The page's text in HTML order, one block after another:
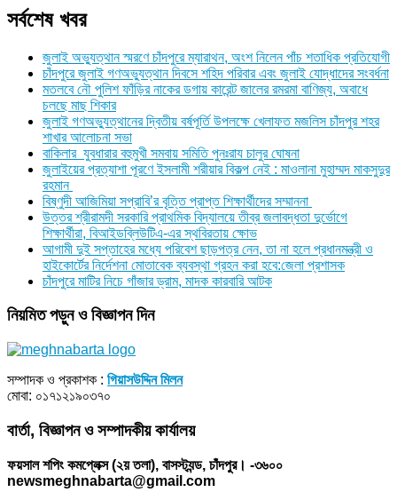
সর্বশেষ খবর
জুলাই অভ্যুত্থান স্মরণে চাঁদপুরে ম্যারাথন, অংশ নিলেন পাঁচ শতাধিক প্রতিযোগী
চাঁদপুরে জুলাই গণঅভ্যুত্থান দিবসে শহিদ পরিবার এবং জুলাই যোদ্ধাদের সংবর্ধনা
মতলবে নৌ পুলিশ ফাঁড়ির নাকের ডগায় কারেন্ট জালের রমরমা বাণিজ্য, অবাধে
চলছে মাছ শিকার
জুলাই গণঅভ্যুত্থানের দ্বিতীয় বর্ষপূর্তি উপলক্ষে খেলাফত মজলিস চাঁদপুর শহর
শাখার আলোচনা সভা
বাকিলার যুবধারার বহুমুখী সমবায় সমিতি পুনঃরায চালুর ঘোষনা
জুলাইয়ের প্রত্যাশা পূরণে ইসলামী শরীয়ার বিকল্প নেই : মাওলানা মুহাম্মদ মাকসুদুর
রহমান
বিষ্ণুদী আজিমিয়া সপ্রাবি’র বৃত্তি প্রাপ্ত শিক্ষার্থীদের সম্মাননা
উত্তর শ্রীরামদী সরকারি প্রাথমিক বিদ্যালয়ে তীব্র জলাবদ্ধতা দুর্ভোগে
শিক্ষার্থীরা, বিআইডব্লিউটিএ-এর স্থবিরতায় ক্ষোভ
আগামী দুই সপ্তাহের মধ্যে পরিবেশ ছাড়পত্র নেন, তা না হলে প্রধানমন্ত্রী ও
হাইকোর্টের নির্দেশনা মোতাবেক ব্যবস্থা গ্রহন করা হবে:জেলা প্রশাসক
চাঁদপুরে মাটির নিচে গাঁজার ড্রাম, মাদক কারবারি আটক
নিয়মিত পড়ুন ও বিজ্ঞাপন দিন
সম্পাদক ও প্রকাশক : গিয়াসউদ্দিন মিলন
মোবা: ০১৭১২১৯০৩৭০
বার্তা, বিজ্ঞাপন ও সম্পাদকীয় কার্যালয়
ফয়সাল শপিং কমপ্লেক্স (২য় তলা), বাসস্ট্যন্ড, চাঁদপুর। -৩৬০০
newsmeghnabarta@gmail.com